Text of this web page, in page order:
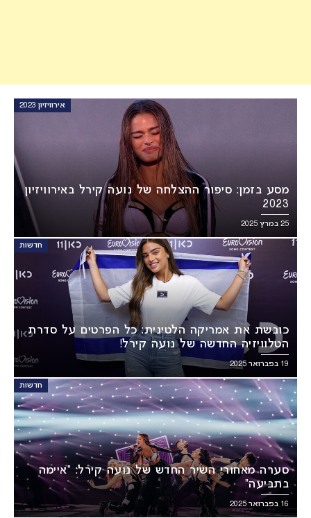
אירוויזיון 2023
מסע בזמן: סיפור ההצלחה של נועה קירל באירוויזיון
2023
25 במרץ 2025
חדשות
כובשת את אמריקה הלטינית: כל הפרטים על סדרת
הטלוויזיה החדשה של נועה קירל!
19 בפברואר 2025
חדשות
סערה מאחורי השיר החדש של נועה קירל: “איימה
בתביעה”
16 בפברואר 2025